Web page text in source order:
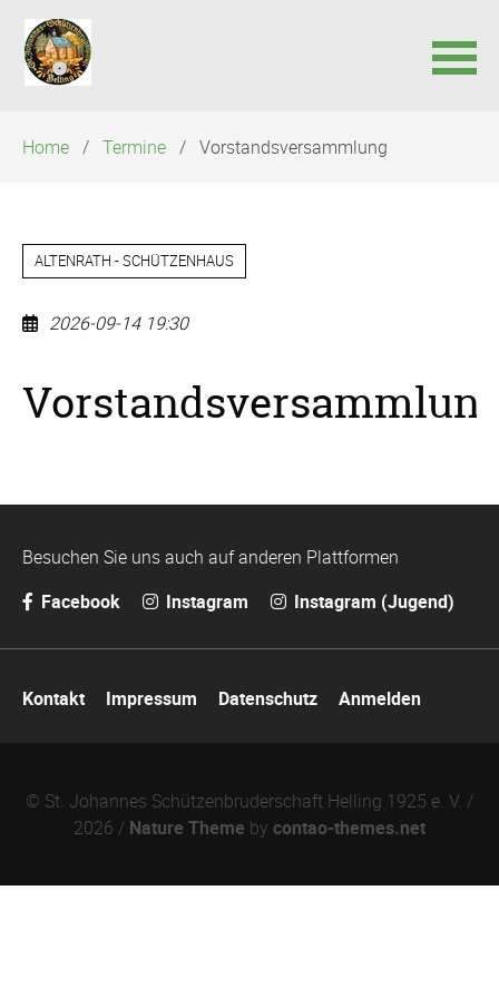
überspringen
Home Termine Vorstandsversammlung
ALTENRATH - SCHÜTZENHAUS
2026-09-14 19:30
Besuchen Sie uns auch auf anderen Plattformen
Facebook
Instagram Instagram (Jugend)
überspringen
Kontakt Impressum Datenschutz Anmelden
© St. Johannes Schützenbruderschaft Helling 1925 e. V. /
2026 / Nature Theme by contao-themes.net